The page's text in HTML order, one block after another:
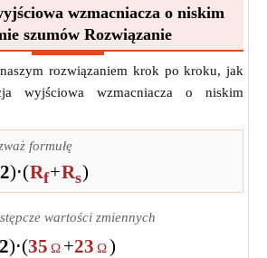
wzmacniacza o niskim
szumów Rozwiązanie
rozwiązaniem krok po kroku, jak
wyjściowa wzmacniacza o niskim
formułę
2)⋅(Rf+Rs)
wartości zmiennych
2)⋅(35 Ω +23 Ω)